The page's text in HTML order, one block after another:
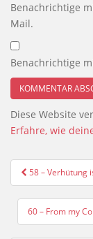
Benachrichtige
Mail.
Benachrichtige
Diese Website
Erfahre, wie
58 – Verhütung
60 – From my